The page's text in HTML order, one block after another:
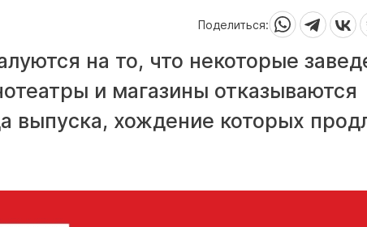
Поделиться:
на то, что некоторые
и магазины отказываются
выпуска, хождение которых